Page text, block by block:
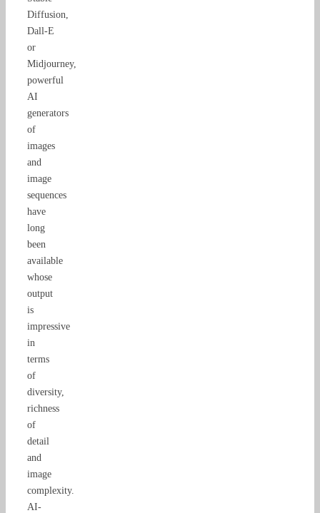
Diffusion,
Dall-E
or
Midjourney,
powerful
AI
generators
of
images
and
image
sequences
have
long
been
available
whose
output
is
impressive
in
terms
of
diversity,
richness
of
detail
and
image
complexity.
AI-